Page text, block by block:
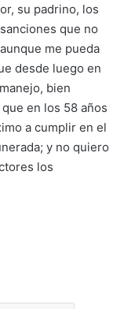
su padrino, los
que no
me pueda
desde luego en
bien
que en los 58 años
a cumplir en el
y no quiero
los